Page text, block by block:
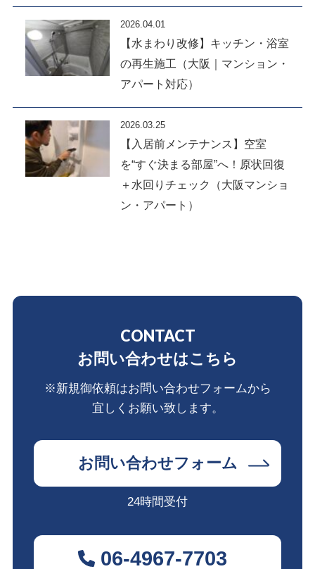
2026.04.01
【水まわり改修】キッチン・浴室
の再生施工（大阪｜マンション・
アパート対応）
2026.03.25
【入居前メンテナンス】空室
を“すぐ決まる部屋”へ！原状回復
＋水回りチェック（大阪マンショ
ン・アパート）
CONTACT
お問い合わせはこちら
※新規御依頼はお問い合わせフォームから
宜しくお願い致します。
お問い合わせフォーム
24時間受付
06-4967-7703